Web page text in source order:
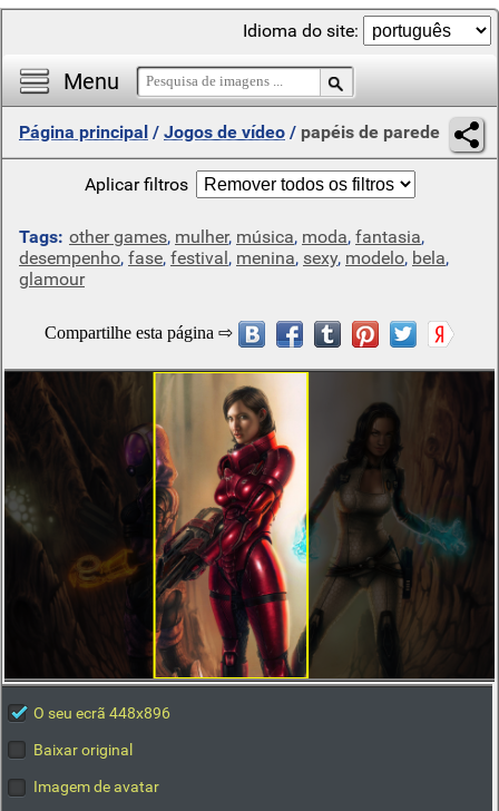
Menu
Idioma do site:
Página principal / Jogos de vídeo / papéis de parede
Aplicar filtros
Tags: other games, mulher, música, moda, fantasia,
desempenho, fase, festival, menina, sexy, modelo, bela,
glamour
O seu ecrã 448x896
Baixar original
Imagem de avatar